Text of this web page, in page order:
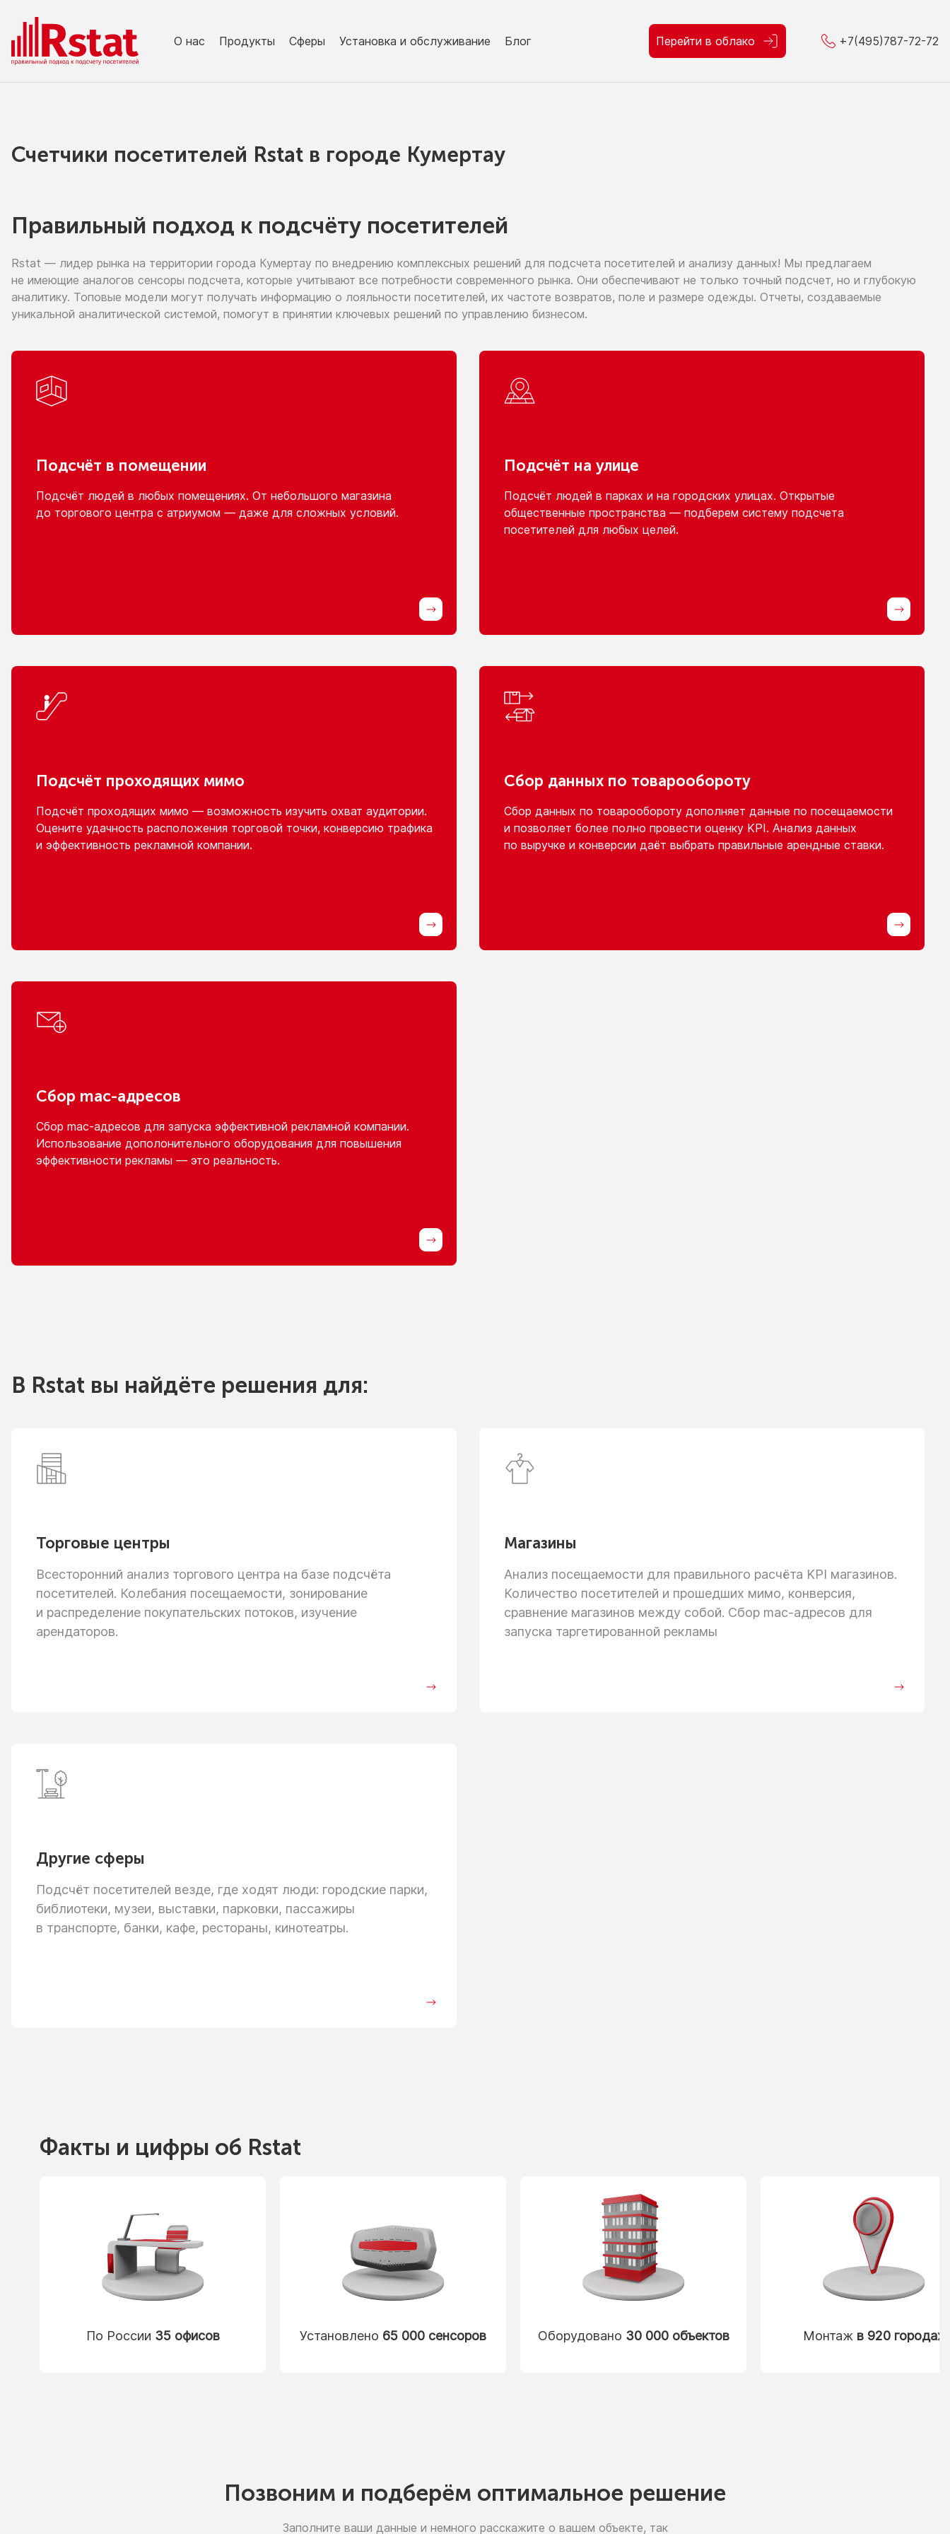
О нас Продукты Сферы Установка и обслуживание Блог Перейти в облако +7(495)787-72-72
Счетчики посетителей Rstat в городe Кумертау
Правильный подход к подсчёту посетителей
Rstat — лидер рынка на территории города Кумертау по внедрению комплексных решений для подсчета посетителей и анализу данных! Мы предлагаем
не имеющие аналогов сенсоры подсчета, которые учитывают все потребности современного рынка. Они обеспечивают не только точный подсчет, но и глубокую
аналитику. Топовые модели могут получать информацию о лояльности посетителей, их частоте возвратов, поле и размере одежды. Отчеты, создаваемые
уникальной аналитической системой, помогут в принятии ключевых решений по управлению бизнесом.
Подсчёт в помещении
Подсчёт людей в любых помещениях. От небольшого магазина
до торгового центра с атриумом — даже для сложных условий.
Подсчёт на улице
Подсчёт людей в парках и на городских улицах. Открытые
общественные пространства — подберем систему подсчета
посетителей для любых целей.
Подсчёт проходящих мимо
Подсчёт проходящих мимо — возможность изучить охват аудитории.
Оцените удачность расположения торговой точки, конверсию трафика
и эффективность рекламной компании.
Сбор данных по товарообороту
Сбор данных по товарооборотудополняет данные по посещаемости
и позволяет более полно провести оценку KPI. Анализ данных
по выручке и конверсии даёт выбрать правильные арендные ставки.
Сбор mac-адресов
Сбор mac-адресов для запуска эффективной рекламной компании.
Использование дополонительного оборудования для повышения
эффективности рекламы — это реальность.
В Rstat вы найдёте решения для:
Торговые центры
Всесторонний анализ торгового центра на базе подсчёта
посетителей. Колебания посещаемости, зонирование
и распределение покупательских потоков, изучение
арендаторов.
Магазины
Анализ посещаемости для правильного расчёта KPI магазинов.
Количество посетителей и прошедших мимо, конверсия,
сравнение магазинов между собой. Сбор mac-адресов для
запуска таргетированной рекламы
Другие сферы
Подсчёт посетителей везде, где ходят люди: городские парки,
библиотеки, музеи, выставки, парковки, пассажиры
в транспорте, банки, кафе, рестораны, кинотеатры.
Факты и цифры об Rstat
По России 35 офисов Установлено 65 000 сенсоров Оборудовано 30 000 объектов Монтаж в 920 городах
Позвоним и подберём оптимальное решение
Заполните ваши данные и немного расскажите о вашем объекте, так